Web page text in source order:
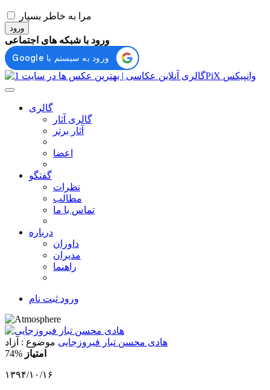
مرا به خاطر بسپار
ورود
ورود با شبکه های اجتماعی
گالری
گالری آثار
آثار برتر
اعضا
گفتگو
نظرات
مطالب
تماس با ما
درباره
داوران
مدیران
راهنما
ورود ثبت نام
هادی محسن تبار فیروزجایی موضوع : آزاد
74% امتیاز
۱۳۹۴/۱۰/۱۶